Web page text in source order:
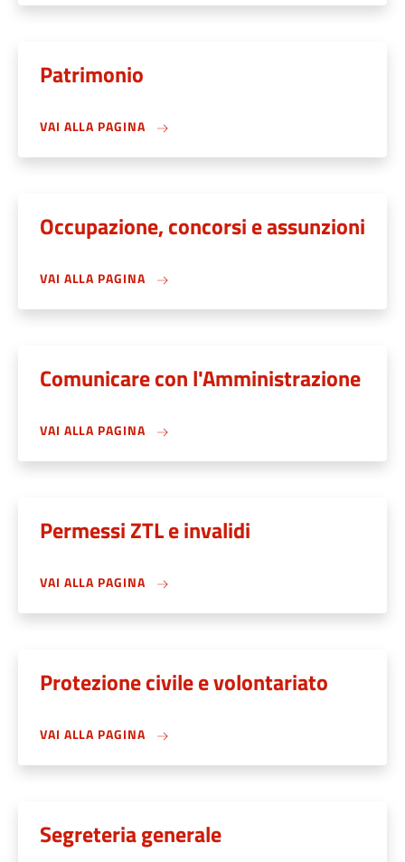
Patrimonio
VAI ALLA PAGINA
Occupazione, concorsi e assunzioni
VAI ALLA PAGINA
Comunicare con l'Amministrazione
VAI ALLA PAGINA
Permessi ZTL e invalidi
VAI ALLA PAGINA
Protezione civile e volontariato
VAI ALLA PAGINA
Segreteria generale